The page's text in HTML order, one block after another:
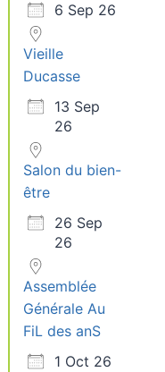
6 Sep 26
Vieille
Ducasse
13 Sep
26
Salon du bien-
être
26 Sep
26
Assemblée
Générale Au
FiL des anS
1 Oct 26